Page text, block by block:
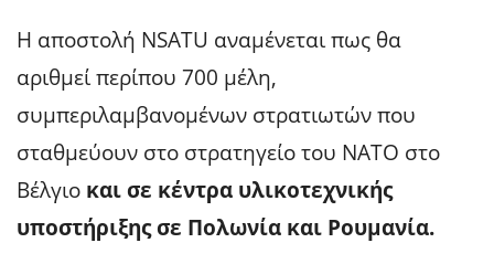
Η αποστολή NSATU αναμένεται πως θα
αριθμεί περίπου 700 μέλη,
συμπεριλαμβανομένων στρατιωτών που
σταθμεύουν στο στρατηγείο του ΝΑΤΟ στο
Βέλγιο και σε κέντρα υλικοτεχνικής
υποστήριξης σε Πολωνία και Ρουμανία.